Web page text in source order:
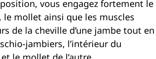
vous engagez fortement le
le mollet ainsi que les muscles
de la cheville d’une jambe tout en
jambiers, l’intérieur du